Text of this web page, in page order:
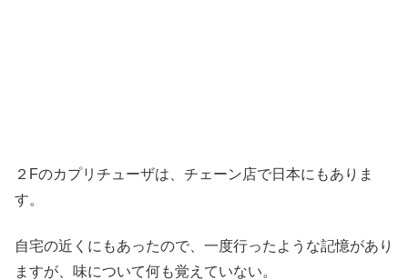
２Fのカプリチューザは、チェーン店で日本にもありま
す。
自宅の近くにもあったので、一度行ったような記憶があり
ますが、味について何も覚えていない。